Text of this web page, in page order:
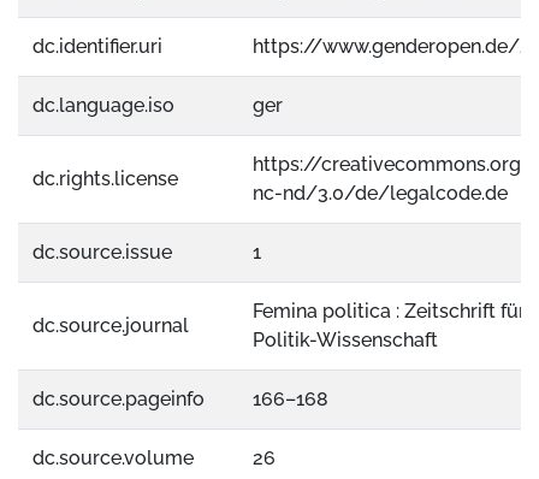
dc.identifier.uri https://www.genderopen.de/
dc.language.iso ger
dc.rights.license
https://
nc-nd/3.0/de/legalcode.de
dc.source.issue 1
dc.source.journal
Femina politica : Zeitschrift für
Politik-Wissenschaft
dc.source.pageinfo 166–168
dc.source.volume 26